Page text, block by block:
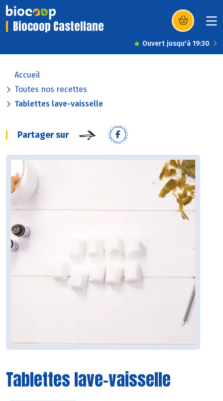
Biocoop Castellane (s’ouvre dans
Ouvert jusqu'à 19:30
Accueil
Toutes nos recettes
Tablettes lave-vaisselle
Partager sur
Tablettes lave-vaisselle